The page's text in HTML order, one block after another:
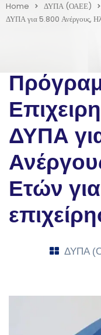
Home ΔΥΠΑ (ΟΑΕΕ)
ΔΥΠΑ για 5.800 Ανέργους,
ΔΥΠΑ
Ετών
ΔΥΠΑ